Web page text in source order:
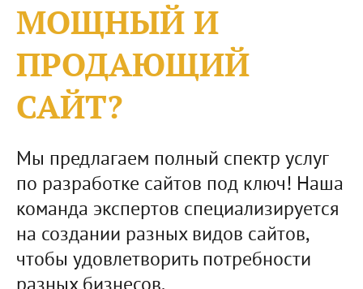
МОЩНЫЙ И
ПРОДАЮЩИЙ
САЙТ?
Мы предлагаем полный спектр услуг
по разработке сайтов под ключ! Наша
команда экспертов специализируется
на создании разных видов сайтов,
чтобы удовлетворить потребности